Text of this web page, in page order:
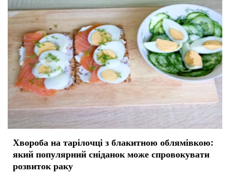
Хвороба на тарілочці з блакитною облямівкою:
який популярний сніданок може спровокувати
розвиток раку